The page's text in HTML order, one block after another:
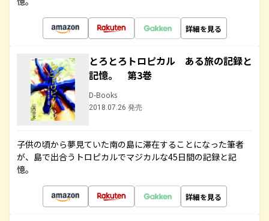
詳細を見る
とろとろトロピカル ある旅の記録と
記憶。 第3巻
D-Books
2018.07.26 発売
子供の頃から夢見ていた南の島に滞在することになった筆者
が、島で出合うトロピカルでマジカルな45日間の記録と記
憶。
詳細を見る